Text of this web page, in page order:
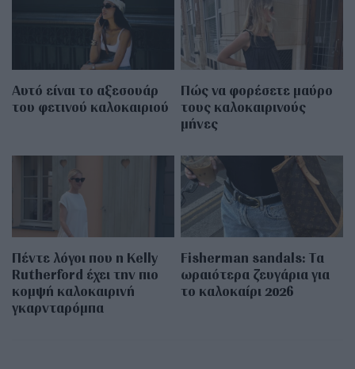
Αυτό είναι το αξεσουάρ
του φετινού καλοκαιριού
Πώς να φορέσετε μαύρο
τους καλοκαιρινούς
μήνες
Πέντε λόγοι που η Kelly
Rutherford έχει την πιο
κομψή καλοκαιρινή
γκαρνταρόμπα
Fisherman sandals: Tα
ωραιότερα ζευγάρια για
το καλοκαίρι 2026